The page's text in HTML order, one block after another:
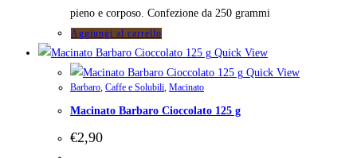
pieno e corposo. Confezione da 250 grammi
Aggiungi al carrello
Quick View
Quick View
Barbaro, Caffe e Solubili, Macinato
Macinato Barbaro Cioccolato 125 g
€2,90